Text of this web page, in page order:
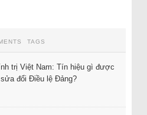
TAGS
trị Việt Nam: Tín hiệu gì được
đổi Điều lệ Đảng?